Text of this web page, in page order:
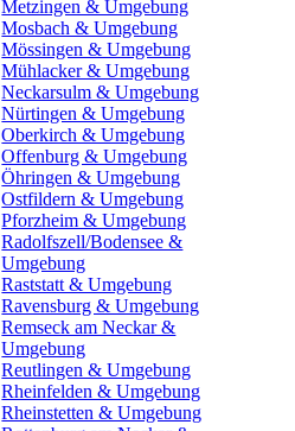
Metzingen & Umgebung
Mosbach & Umgebung
Mössingen & Umgebung
Mühlacker & Umgebung
Neckarsulm & Umgebung
Nürtingen & Umgebung
Oberkirch & Umgebung
Offenburg & Umgebung
Öhringen & Umgebung
Ostfildern & Umgebung
Pforzheim & Umgebung
Radolfszell/Bodensee &
Umgebung
Raststatt & Umgebung
Ravensburg & Umgebung
Remseck am Neckar &
Umgebung
Reutlingen & Umgebung
Rheinfelden & Umgebung
Rheinstetten & Umgebung